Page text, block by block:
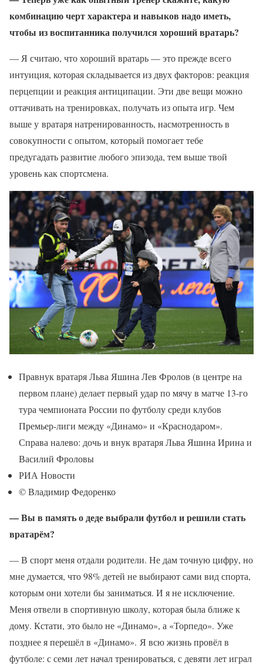
комбинацию черт характера и навыков надо иметь,
чтобы из воспитанника получился хороший вратарь?
— Я считаю, что хороший вратарь — это прежде всего
интуиция, которая складывается из двух факторов: реакция
перцепции и реакция антиципации. Эти две вещи можно
оттачивать на тренировках, получать из опыта игр. Чем
выше у вратаря натренированность, насмотренность в
совокупности с опытом, который помогает тебе
предугадать развитие любого эпизода, тем выше твой
уровень как спортсмена.
Правнук вратаря Льва Яшина Лев Фролов (в центре на
первом плане) делает первый удар по мячу в матче 13-го
тура чемпионата России по футболу среди клубов
Премьер-лиги между «Динамо» и «Краснодаром».
Справа налево: дочь и внук вратаря Льва Яшина Ирина и
Василий Фроловы
РИА Новости
© Владимир Федоренко
— Вы в память о деде выбрали футбол и решили стать
вратарём?
— В спорт меня отдали родители. Не дам точную цифру, но
мне думается, что 98% детей не выбирают сами вид спорта,
которым они хотели бы заниматься. И я не исключение.
Меня отвели в спортивную школу, которая была ближе к
дому. Кстати, это было не «Динамо», а «Торпедо». Уже
позднее я перешёл в «Динамо». Я всю жизнь провёл в
футболе: с семи лет начал тренироваться, с девяти лет играл